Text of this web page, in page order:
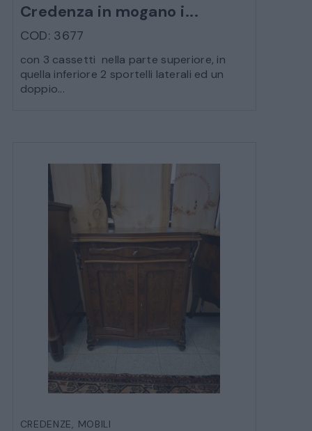
Credenza in mogano i...
COD: 3677
con 3 cassetti nella parte superiore, in
quella inferiore 2 sportelli laterali ed un
doppio...
CREDENZE, MOBILI